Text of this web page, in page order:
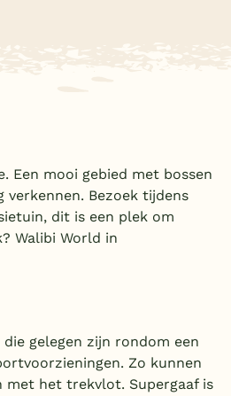
Een mooi gebied met bossen
Bezoek tijdens
dit is een plek om
Walibi World in
gelegen zijn rondom een
Zo kunnen
met het trekvlot. Supergaaf is